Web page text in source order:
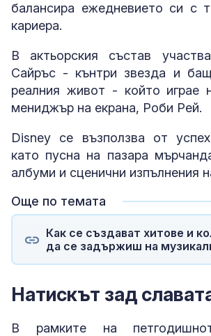
балансира ежедневието си с
кариера.
В актьорския състав
Сайръс - кънтри звезда и
реалния живот - който играе
мениджър на екрана, Роби Рей.
Disney се възползва от
като пусна на пазара
албуми и сценични изпълнения
Още по темата
Как се създават хитове и
да се задържиш на
Натискът зад
В рамките на